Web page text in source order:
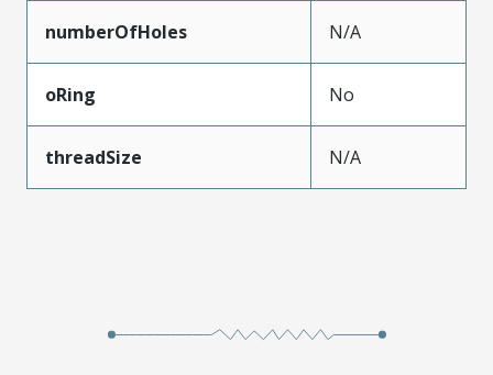
numberOfHoles N/A
oRing No
threadSize N/A